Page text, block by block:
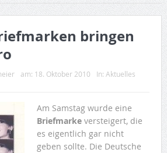
bringen
am: 18. Oktober 2010 In: Aktuelles
Am Samstag wurde eine
Briefmarkeversteigert, die
es eigentlich gar nicht
geben sollte. Die Deutsche